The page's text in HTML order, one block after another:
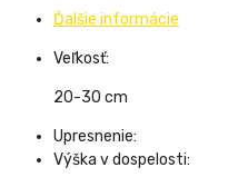
Ďalšie informácie
Veľkosť:
20-30 cm
Upresnenie:
Výška v dospelosti: